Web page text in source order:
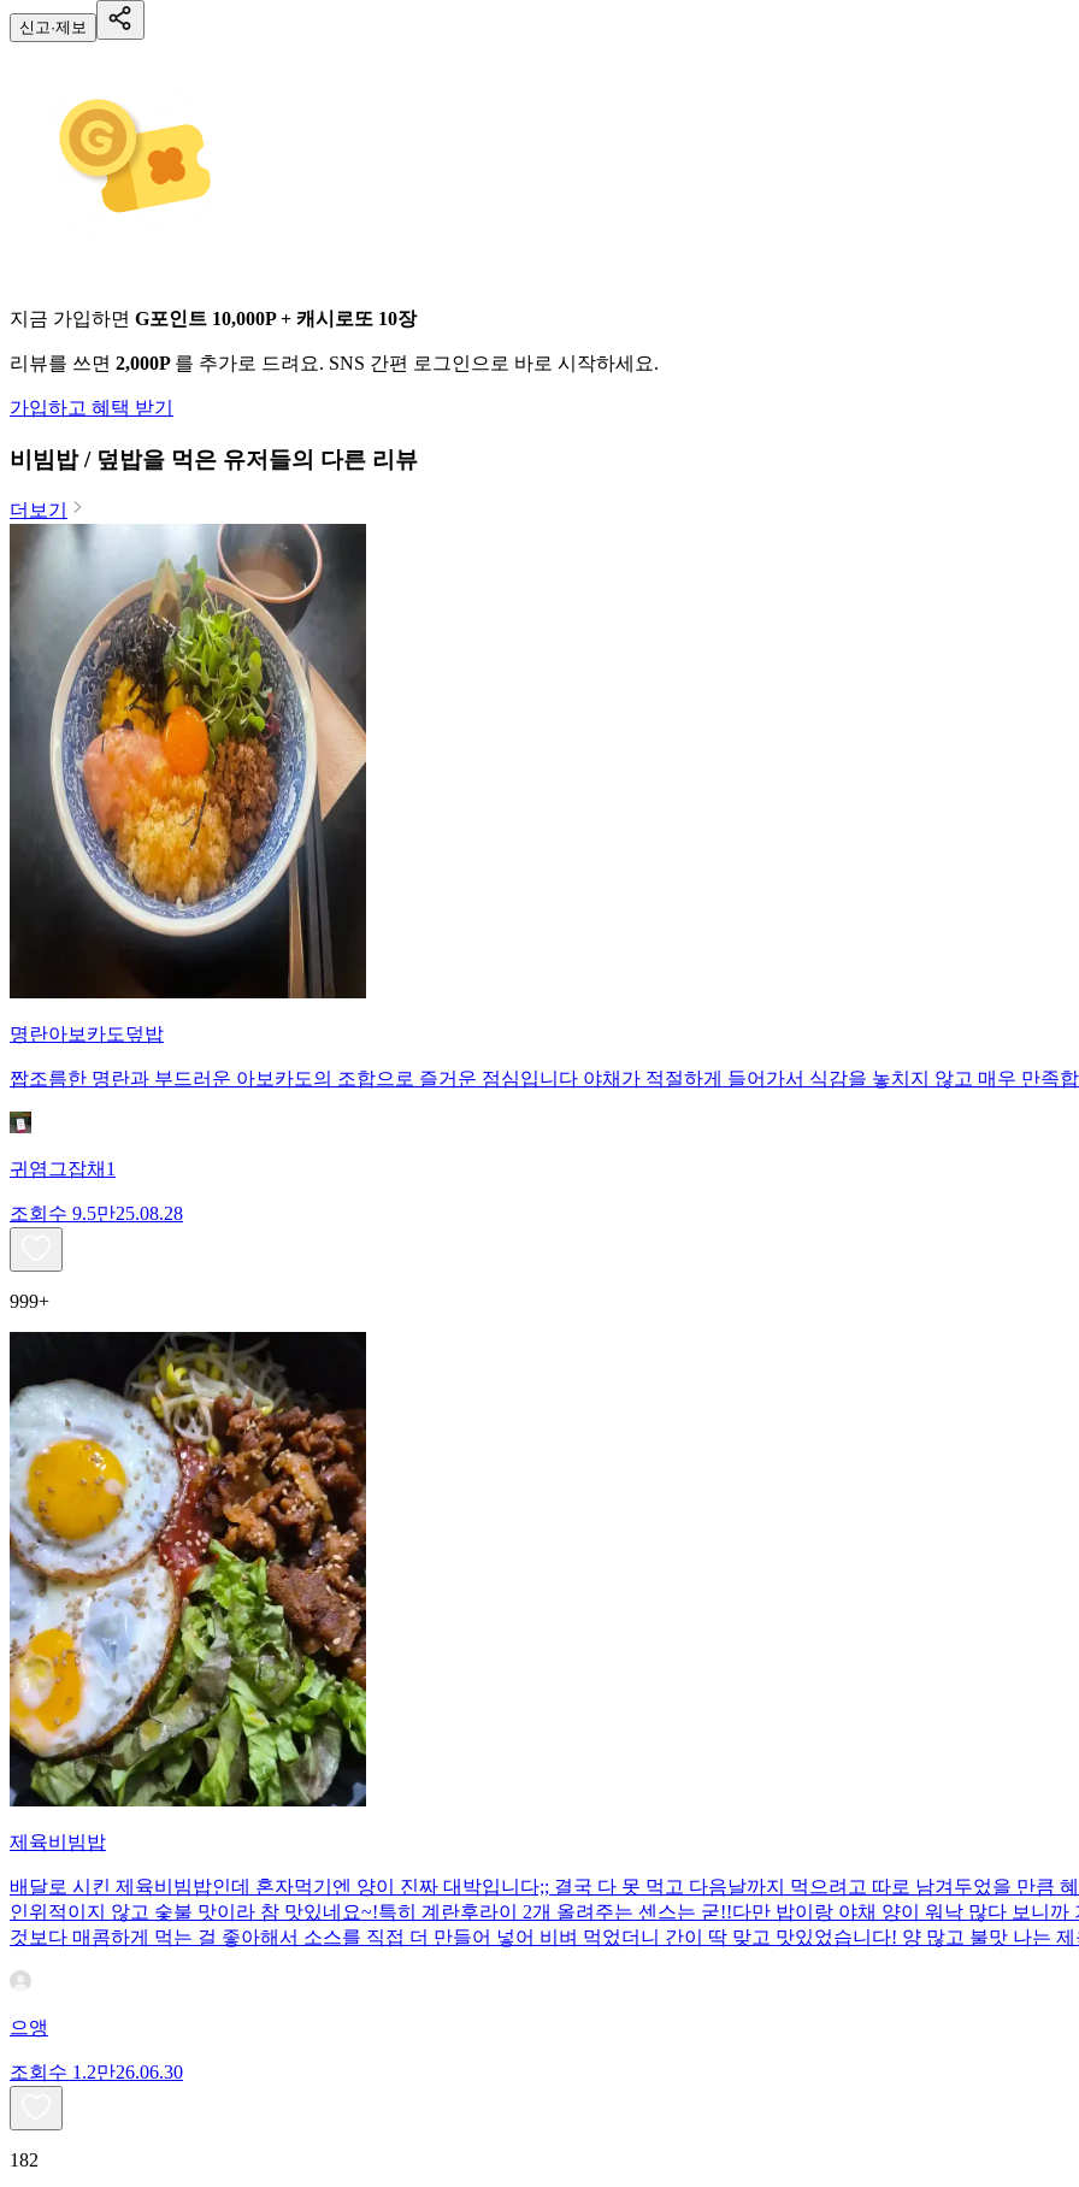
신고·제보
지금 가입하면 G포인트 10,000P + 캐시로또 10장
리뷰를 쓰면 2,000P 를 추가로 드려요. SNS 간편 로그인으로 바로 시작하세요.
가입하고 혜택 받기
비빔밥 / 덮밥을 먹은 유저들의 다른 리뷰
더보기
명란아보카도덮밥
짭조름한 명란과 부드러운 아보카도의 조합으로 즐거운 점심입니다 야채가 적절하게 들어가서 식감을 놓치지 않고 매우 만족
귀염그잡채1
조회수 9.5만25.08.28
999+
제육비빔밥
배달로 시킨 제육비빔밥인데 혼자먹기엔 양이 진짜 대박입니다;; 결국 다 못 먹고 다음날까지 먹으려고 따로 남겨두었을 만큼
인위적이지 않고 숯불 맛이라 참 맛있네요~!특히 계란후라이 2개 올려주는 센스는 굳!! ​다만 밥이랑 야채 양이 워낙 많다 보니
것보다 매콤하게 먹는 걸 좋아해서 소스를 직접 더 만들어 넣어 비벼 먹었더니 간이 딱 맞고 맛있었습니다! 양 많고 불맛 나는
으앵
조회수 1.2만26.06.30
182